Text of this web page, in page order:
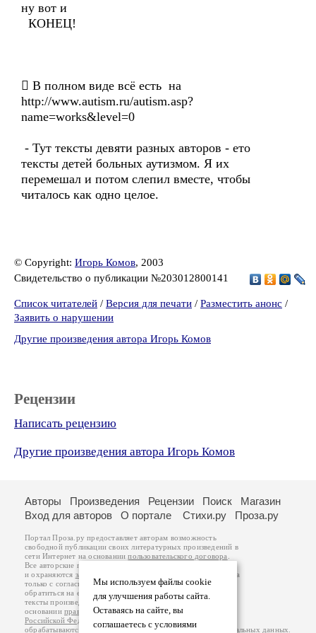
ну вот и
КОНЕЦ!
 В полном виде всё есть на
http://www.autism.ru/autism.asp?
name=works&level=0
- Тут тексты девяти разных авторов - ето
тексты детей больных аутизмом. Я их
перемешал и потом слепил вместе, чтобы
читалось как одно целое.
© Copyright: Игорь Комов, 2003
Свидетельство о публикации №203012800141
Список читателей / Версия для печати / Разместить анонс /
Заявить о нарушении
Другие произведения автора Игорь Комов
Рецензии
Написать рецензию
Другие произведения автора Игорь Комов
Мы используем файлы cookie
для улучшения работы сайта.
Оставаясь на сайте, вы
соглашаетесь с условиями
Авторы Произведения Рецензии Поиск
Магазин
Вход для авторов
О портале Стихи.ру Проза.ру
Портал Проза.ру предоставляет авторам возможность
свободной публикации своих литературных произведений в
сети Интернет на основаниипользовательского договора
Все авторские права на произведения принадлежат авторам
и охраняются законом
. Перепечатка произведений возможна
только с согласия его автора, к которому вы можете
обратиться на его авторской странице. Ответственность за
тексты произведений авторы несут самостоятельно на
основанииправил публикацииизаконодательства
Российской Федерации
обрабатываются на основанииПолитики обработки персональных данных